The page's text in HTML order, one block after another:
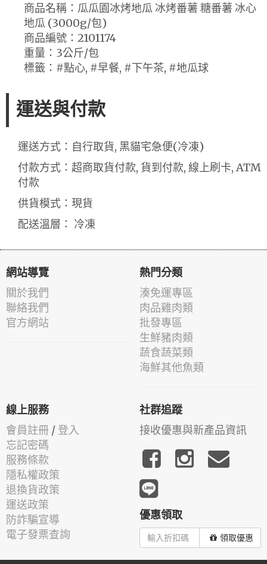
商品名稱：瓜瓜園冰烤地瓜 冰烤番薯 糖番薯 冰心
地瓜 (3000g/包)
商品編號：2101174
重量：3公斤/包
標籤：#點心, #早餐, #下午茶, #地瓜球
運送與付款
運送方式：自行取貨, 黑貓宅急便(冷凍)
付款方式：超商取貨付款, 貨到付款, 線上刷卡, ATM
付款
供貨模式：現貨
配送溫層： 冷凍
網站導覽
關於我們
聯絡我們
官方網站
熱門分類
湊免運專區
肉品雞肉類
批發專區
生鮮豬肉類
蔬食蔬菜類
海鮮其他魚類
線上服務
會員註冊 / 登入
忘記密碼
服務條款
隱私權政策
退換貨政策
運送政策
防詐騙宣導
電子發票查詢
社群追蹤
接收優惠與新產品資訊
優惠領取
領取優惠